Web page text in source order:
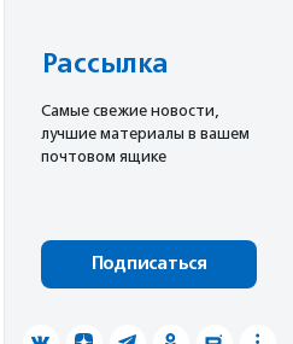
Рассылка
Cамые свежие новости,
лучшие материалы в вашем
почтовом ящике
Подписаться